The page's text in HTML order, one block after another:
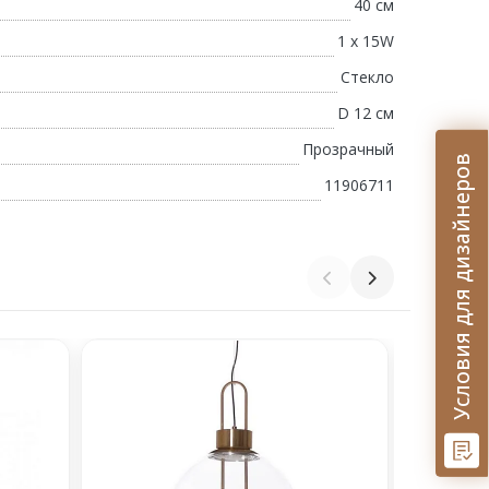
40 см
1 х 15W
Стекло
D 12 см
Прозрачный
11906711
Условия для дизайнеров